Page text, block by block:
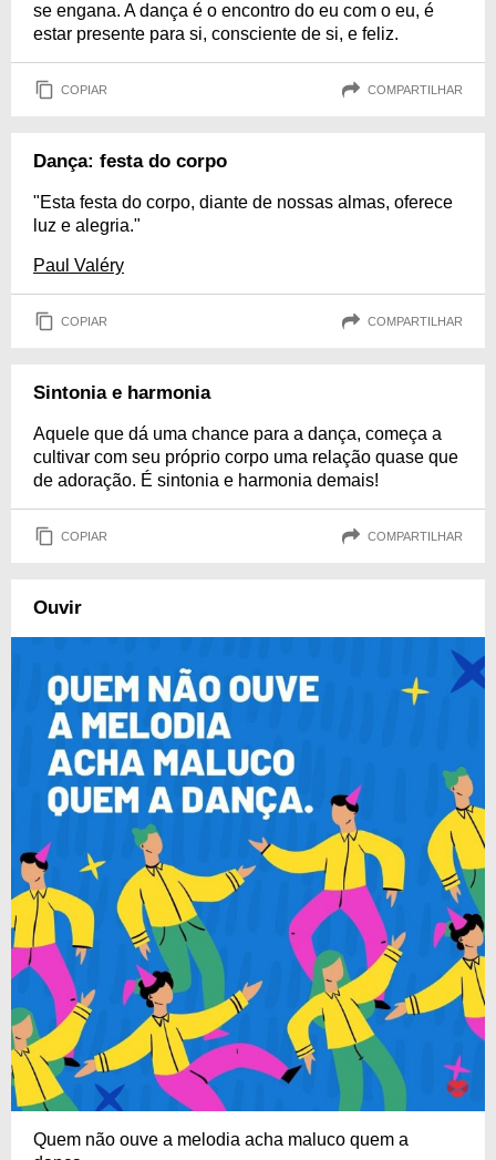
se engana. A dança é o encontro do eu com o eu, é
estar presente para si, consciente de si, e feliz.
COPIAR COMPARTILHAR
Dança: festa do corpo
"Esta festa do corpo, diante de nossas almas, oferece
luz e alegria."
Paul Valéry
COPIAR COMPARTILHAR
Sintonia e harmonia
Aquele que dá uma chance para a dança, começa a
cultivar com seu próprio corpo uma relação quase que
de adoração. É sintonia e harmonia demais!
COPIAR COMPARTILHAR
Ouvir
Quem não ouve a melodia acha maluco quem a